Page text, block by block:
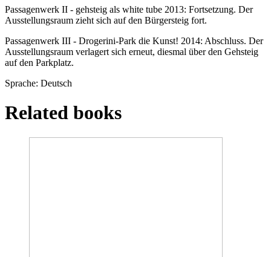
Passagenwerk II - gehsteig als white tube 2013: Fortsetzung. Der
Ausstellungsraum zieht sich auf den Bürgersteig fort.
Passagenwerk III - Drogerini-Park die Kunst! 2014: Abschluss. Der
Ausstellungsraum verlagert sich erneut, diesmal über den Gehsteig
auf den Parkplatz.
Sprache: Deutsch
Related books